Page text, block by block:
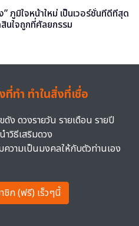
” ภูมิใจหน้าใหม่ เป็นเวอร์ชั่นที่ดีที่สุด
นใจถูกที่ศัลยกรรม
ทำ ทำในสิ่งที่เชื่อ
ง ดวงรายวัน รายเดือน รายปี
วิธีเสริมดวง
วามเป็นมงคลให้กับตัวท่านเอง
ชิก (ฟรี) เร็วๆนี้